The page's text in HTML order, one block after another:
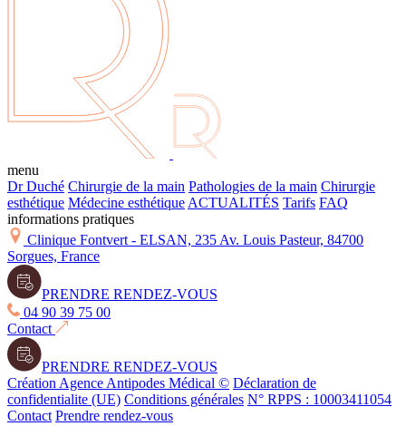
menu
Dr Duché Chirurgie de la main Pathologies de la main Chirurgie
esthétique Médecine esthétiqueACTUALITÉS Tarifs FAQ
informations pratiques
Clinique Fontvert - ELSAN, 235 Av. Louis Pasteur, 84700
Sorgues, France
PRENDRE RENDEZ-VOUS
04 90 39 75 00
Contact
PRENDRE RENDEZ-VOUS
Création Agence Antipodes Médical © Déclaration de
confidentialite (UE) Conditions générales N° RPPS : 10003411054
Contact Prendre rendez-vous